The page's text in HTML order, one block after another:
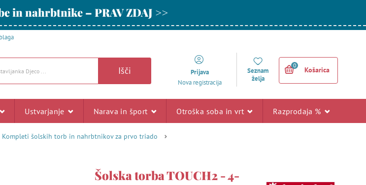
in nahrbtnike – PRAV ZDAJ >>
Išči
Prijava
Nova registracija
Seznam
želja
0
Košarica
Ustvarjanje Narava in šport Otroška soba in vrt Razprodaja %
Kompleti šolskih torb in nahrbtnikov za prvo triado
Šolska torba TOUCH2 - 4-